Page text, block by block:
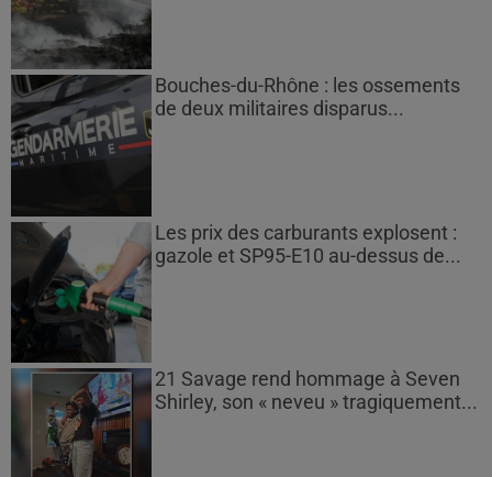
Bouches-du-Rhône : les ossements
de deux militaires disparus...
Les prix des carburants explosent :
gazole et SP95-E10 au-dessus de...
21 Savage rend hommage à Seven
Shirley, son « neveu » tragiquement...